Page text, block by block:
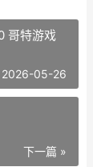
哥特游戏
2026-05-26
下一篇 »